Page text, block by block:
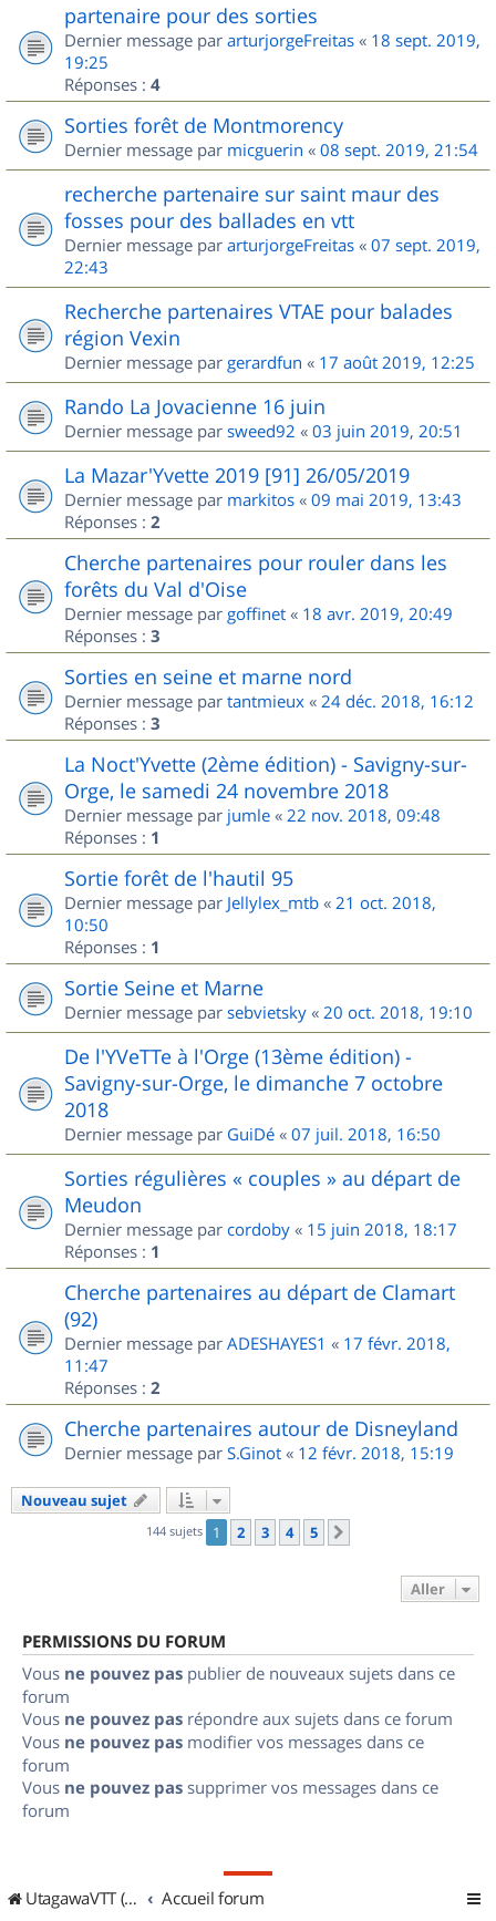
partenaire pour des sorties
Dernier message par arturjorgeFreitas « 18 sept. 2019,
19:25
Réponses : 4
Sorties forêt de Montmorency
Dernier message par micguerin « 08 sept. 2019, 21:54
recherche partenaire sur saint maur des
fosses pour des ballades en vtt
Dernier message par arturjorgeFreitas « 07 sept. 2019,
22:43
Recherche partenaires VTAE pour balades
région Vexin
Dernier message par gerardfun « 17 août 2019, 12:25
Rando La Jovacienne 16 juin
Dernier message par sweed92 « 03 juin 2019, 20:51
La Mazar'Yvette 2019 [91] 26/05/2019
Dernier message par markitos « 09 mai 2019, 13:43
Réponses : 2
Cherche partenaires pour rouler dans les
forêts du Val d'Oise
Dernier message par goffinet « 18 avr. 2019, 20:49
Réponses : 3
Sorties en seine et marne nord
Dernier message par tantmieux « 24 déc. 2018, 16:12
Réponses : 3
La Noct'Yvette (2ème édition) - Savigny-sur-
Orge, le samedi 24 novembre 2018
Dernier message par jumle « 22 nov. 2018, 09:48
Réponses : 1
Sortie forêt de l'hautil 95
Dernier message par Jellylex_mtb « 21 oct. 2018,
10:50
Réponses : 1
Sortie Seine et Marne
Dernier message par sebvietsky « 20 oct. 2018, 19:10
De l'YVeTTe à l'Orge (13ème édition) -
Savigny-sur-Orge, le dimanche 7 octobre
2018
Dernier message par GuiDé « 07 juil. 2018, 16:50
Sorties régulières « couples » au départ de
Meudon
Dernier message par cordoby « 15 juin 2018, 18:17
Réponses : 1
Cherche partenaires au départ de Clamart
(92)
Dernier message par ADESHAYES1 « 17 févr. 2018,
11:47
Réponses : 2
Cherche partenaires autour de Disneyland
Dernier message par S.Ginot « 12 févr. 2018, 15:19
Nouveau sujet
144 sujets 1 2 3 4 5
Aller
PERMISSIONS DU FORUM
Vous ne pouvez pas publier de nouveaux sujets dans ce
forum
Vous ne pouvez pas répondre aux sujets dans ce forum
Vous ne pouvez pas modifier vos messages dans ce
forum
Vous ne pouvez pas supprimer vos messages dans ce
forum
UtagawaVTT (Randos VTT et VTTAE avec traces GPS) Accueil forum